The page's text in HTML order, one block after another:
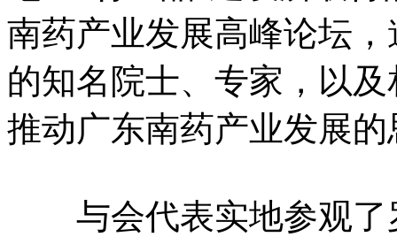
南药产业发展高峰论坛
的知名院士、专家，以
推动广东南药产业发展
与会代表实地参观了